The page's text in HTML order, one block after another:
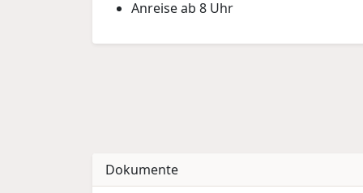
Anreise ab 8 Uhr
Dokumente